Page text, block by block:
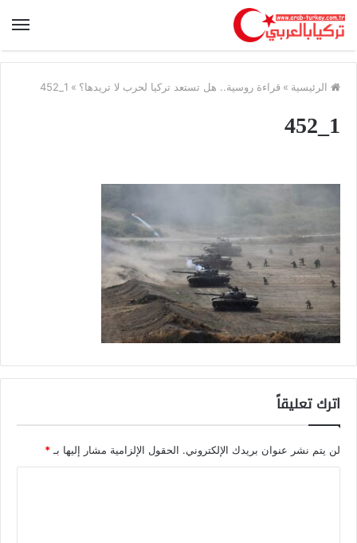
الرئيسية » قراءة روسية.. هل تستعد تركيا لحرب لا تريدها؟ »
1_452
1_452
اترك تعليقاً
لن يتم نشر عنوان بريدك الإلكتروني. الحقول الإلزامية مشار إليها بـ *